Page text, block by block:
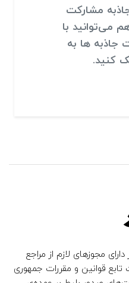
در 1000 جاذبه مشارکت
می‌توانید با
جاذبه ها به
کنید.
مجوزهای لازم از مراجع
قوانین و مقررات جمهوری